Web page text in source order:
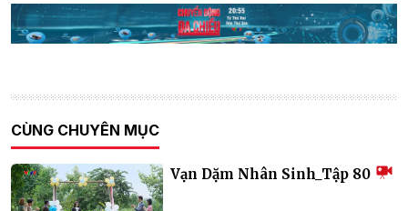
CÙNG CHUYÊN MỤC
Vạn Dặm Nhân Sinh_Tập 80